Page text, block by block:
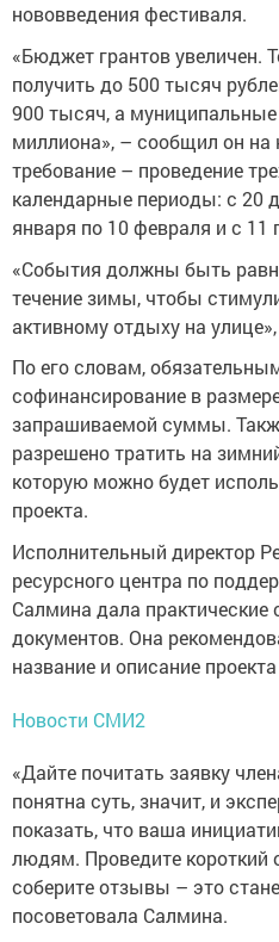
нововведения фестиваля.
«Бюджет грантов увеличен.
получить до 500 тысяч
900 тысяч, а
миллиона», – сообщил он
требование – проведение
календарные периоды: с 20
января по 10 февраля и с 11
«События должны быть
течение зимы, чтобы
активному отдыху на
По его словам,
софинансирование в
запрашиваемой суммы.
разрешено тратить на
которую можно будет
проекта.
Исполнительный директор
ресурсного центра по
Салмина дала практические
документов. Она
название и описание
Новости СМИ2
«Дайте почитать заявку
понятна суть, значит, и
показать, что ваша
людям. Проведите короткий
соберите отзывы – это
посоветовала Салмина.